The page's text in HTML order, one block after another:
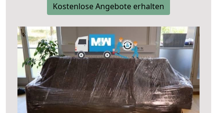
Kostenlose Angebote erhalten